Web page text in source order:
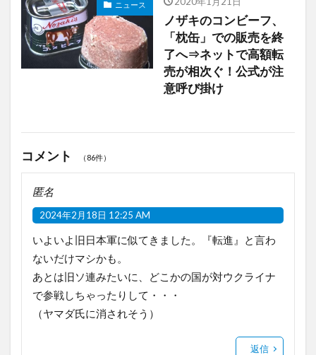
ニュース
ノザキのコンビーフ、
「枕缶」での販売を終
了へ⇒ネットで高額転
売が相次ぐ！公式が注
意呼び掛け
コメント （86件）
匿名
2024年2月18日 12:25 AM
いよいよ旧日本軍に似てきました。『転進』と言わ
ないだけマシかも。
あとは旧ソ連みたいに、どこかの国が対ウクライナ
で参戦しちゃったりして・・・
（ヤマダ氏に消されそう）
返信